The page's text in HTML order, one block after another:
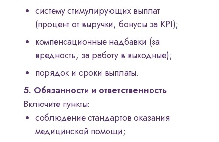
систему стимулирующих выплат
(процент от выручки, бонусы за KPI);
компенсационные надбавки (за
вредность, за работу в выходные);
порядок и сроки выплаты.
5. Обязанности и ответственность
Включите пункты:
соблюдение стандартов оказания
медицинской помощи;